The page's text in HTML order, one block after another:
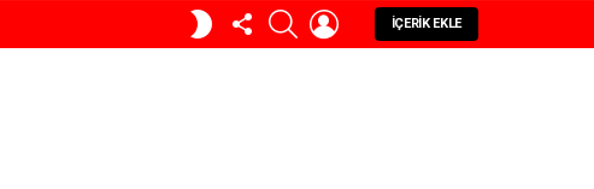
GECE
MODU
TAKIP
ET
SEARCHGIRIŞ
İÇERIK EKLE